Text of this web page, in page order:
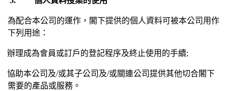
為配合本公司的運作，閣下提供的個人資料可被本公司用作
下列用途：
辦理成為會員或訂戶的登記程序及終止使用的手續;
協助本公司及/或其子公司及/或關連公司提供其他切合閣下
需要的產品或服務。